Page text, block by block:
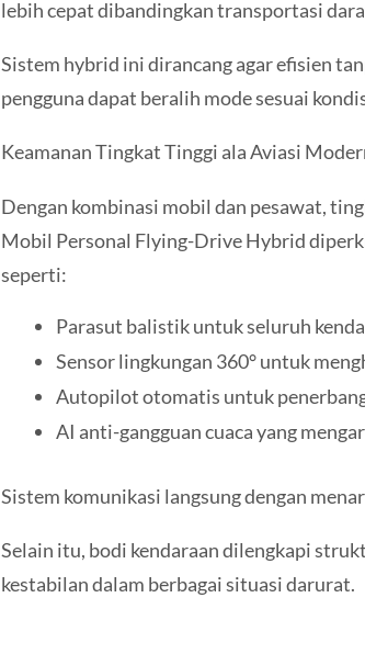
lebih cepat dibandingkan transportasi
Sistem hybrid ini dirancang agar efisien
pengguna dapat beralih mode sesuai
Keamanan Tingkat Tinggi ala Aviasi
Dengan kombinasi mobil dan pesawat,
Mobil Personal Flying-Drive Hybrid
seperti:
Parasut balistik untuk seluruh
Sensor lingkungan 360° untuk
Autopilot otomatis untuk
AI anti-gangguan cuaca yang
Sistem komunikasi langsung dengan
Selain itu, bodi kendaraan dilengkapi
kestabilan dalam berbagai situasi darurat.